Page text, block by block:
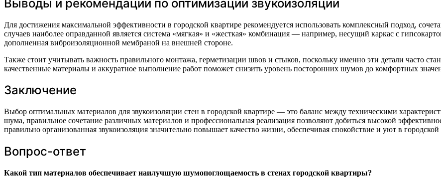
Выводы и рекомендации по оптимизации звукоизоляции
Для достижения максимальной эффективности в городской квартире рекомендуется использовать комплексный подход,
случаев наиболее оправданной является система «мягкая» и «жесткая» комбинация — например, несущий каркас с
дополненная виброизоляционной мембраной на внешней стороне.
Также стоит учитывать важность правильного монтажа, герметизации швов и стыков, поскольку именно эти детали часто
качественные материалы и аккуратное выполнение работ поможет снизить уровень посторонних шумов до комфортных
Заключение
Выбор оптимальных материалов для звукоизоляции стен в городской квартире — это баланс между техническими
шума, правильное сочетание различных материалов и профессиональная реализация позволяют добиться высокой
правильно организованная звукоизоляция значительно повышает качество жизни, обеспечивая спокойствие и уют в городской
Вопрос-ответ
Какой тип материалов обеспечивает наилучшую шумопоглощаемость в стенах городской квартиры?